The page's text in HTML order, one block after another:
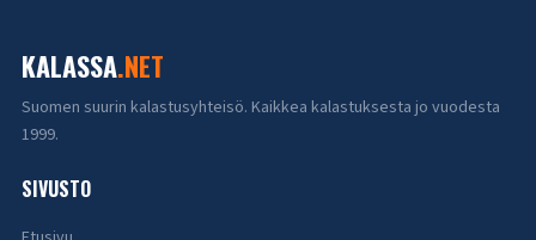
KALASSA.NET
Suomen suurin kalastusyhteisö. Kaikkea kalastuksesta jo vuodesta
1999.
SIVUSTO